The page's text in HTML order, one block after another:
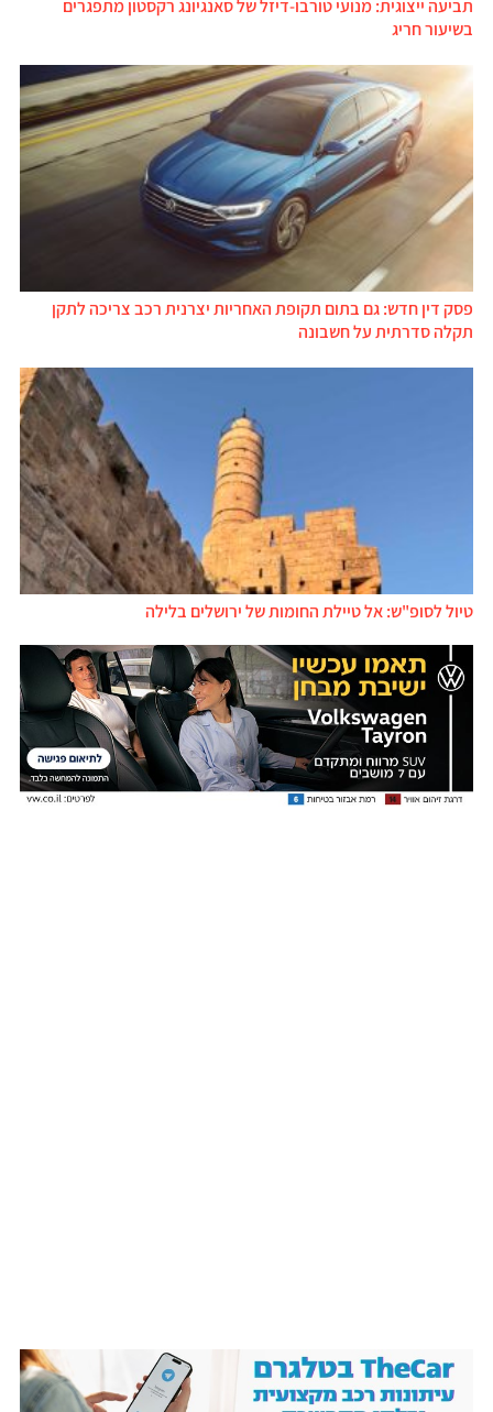
תביעה ייצוגית: מנועי טורבו-דיזל של סאנגיונג רקסטון מתפגרים
בשיעור חריג
פסק דין חדש: גם בתום תקופת האחריות יצרנית רכב צריכה לתקן
תקלה סדרתית על חשבונה
טיול לסופ"ש: אל טיילת החומות של ירושלים בלילה